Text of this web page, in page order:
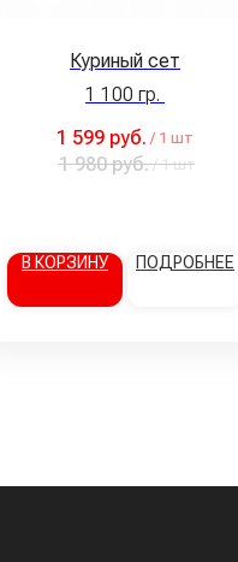
Куриный сет
1 100 гр.
1 599 руб. / 1 шт
1 980 руб. / 1 шт
В КОРЗИНУ ПОДРОБНЕЕ